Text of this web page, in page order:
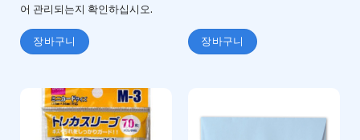
어 관리되는지 확인하십시오.
장바구니 장바구니